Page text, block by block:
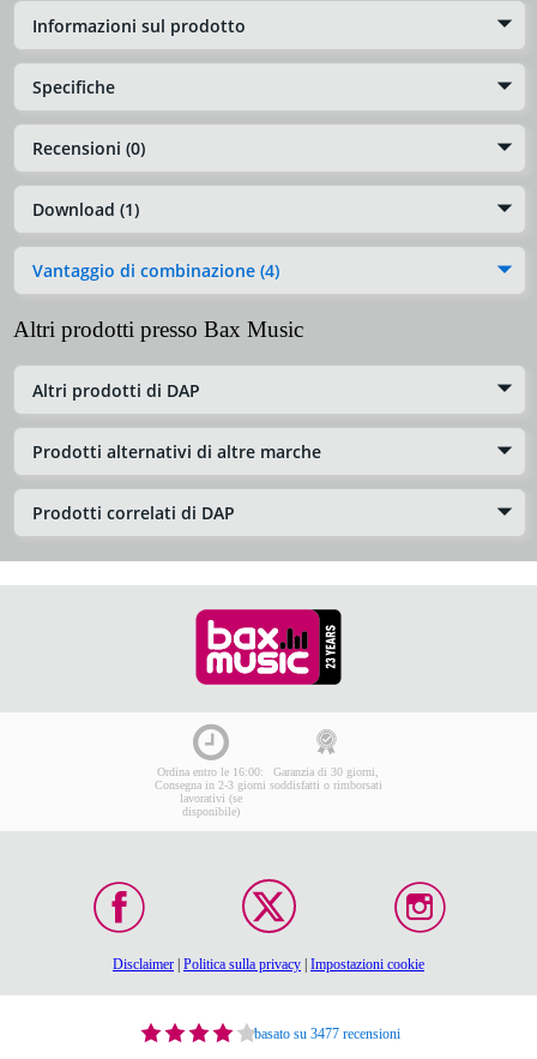
Informazioni sul prodotto
Specifiche
Recensioni (0)
Download (1)
Vantaggio di combinazione (4)
Altri prodotti presso Bax Music
Altri prodotti di DAP
Prodotti alternativi di altre marche
Prodotti correlati di DAP
Ordina entro le 16:00:
Consegna in 2-3 giorni
lavorativi (se
disponibile)
Garanzia di 30 giorni,
soddisfatti o rimborsati
Disclaimer Politica sulla privacy Impostazioni cookie
basato su 3477 recensioni